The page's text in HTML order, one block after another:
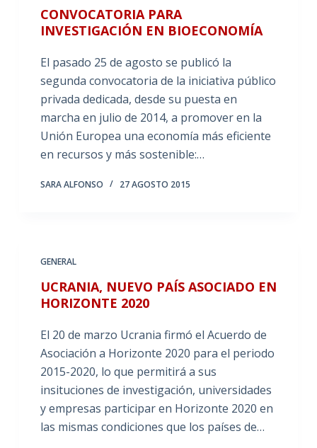
CONVOCATORIA PARA
INVESTIGACIÓN EN BIOECONOMÍA
El pasado 25 de agosto se publicó la
segunda convocatoria de la iniciativa público
privada dedicada, desde su puesta en
marcha en julio de 2014, a promover en la
Unión Europea una economía más eficiente
en recursos y más sostenible:…
SARA ALFONSO 27 AGOSTO 2015
GENERAL
UCRANIA, NUEVO PAÍS ASOCIADO EN
HORIZONTE 2020
El 20 de marzo Ucrania firmó el Acuerdo de
Asociación a Horizonte 2020 para el periodo
2015-2020, lo que permitirá a sus
insituciones de investigación, universidades
y empresas participar en Horizonte 2020 en
las mismas condiciones que los países de…